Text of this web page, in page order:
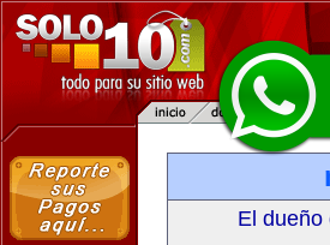
El dueño